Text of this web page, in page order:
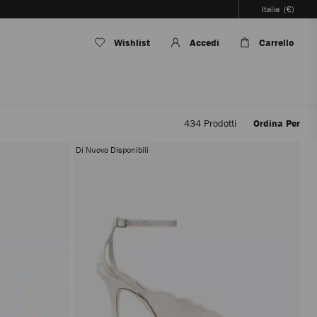
Italia (€)
Wishlist Accedi Carrello
434 Prodotti Ordina Per
Di Nuovo Disponibili